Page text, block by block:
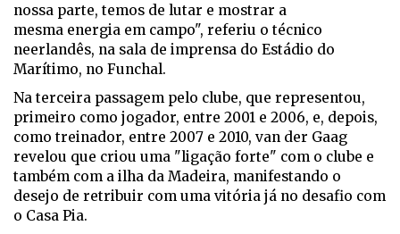
nossa parte, temos de lutar e mostrar a
mesma energia em campo", referiu o técnico
neerlandês, na sala de imprensa do Estádio do
Marítimo, no Funchal.
Na terceira passagem pelo clube, que representou,
primeiro como jogador, entre 2001 e 2006, e, depois,
como treinador, entre 2007 e 2010, van der Gaag
revelou que criou uma "ligação forte" com o clube e
também com a ilha da Madeira, manifestando o
desejo de retribuir com uma vitória já no desafio com
o Casa Pia.